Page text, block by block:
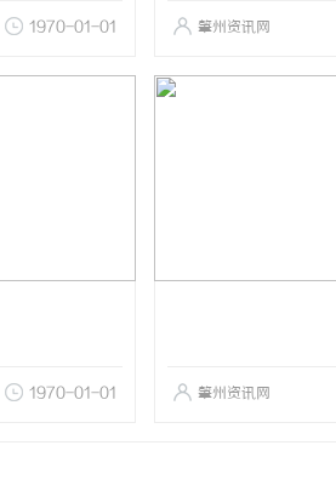
1970-01-01 肇州资讯网
1970-01-01 肇州资讯网